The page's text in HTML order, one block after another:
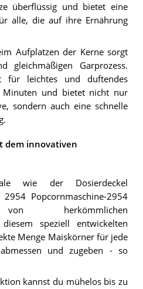
überflüssig und bietet eine
alle, die auf ihre Ernährung
Aufplatzen der Kerne sorgt
gleichmäßigen Garprozess.
für leichtes und duftendes
und bietet nicht nur
sondern auch eine schnelle
dem innovativen
wie der Dosierdeckel
Popcornmaschine-2954
von herkömmlichen
speziell entwickelten
Menge Maiskörner für jede
und zugeben - so
kannst du mühelos bis zu